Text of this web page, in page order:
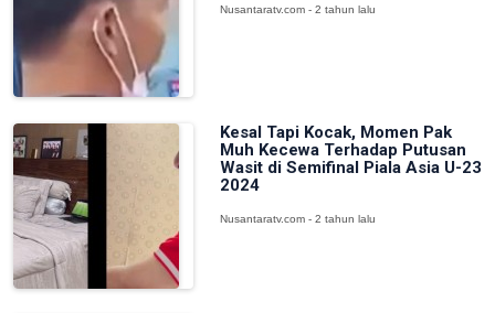
Nusantaratv.com - 2 tahun lalu
Kesal Tapi Kocak, Momen Pak
Muh Kecewa Terhadap Putusan
Wasit di Semifinal Piala Asia U-23
2024
Nusantaratv.com - 2 tahun lalu